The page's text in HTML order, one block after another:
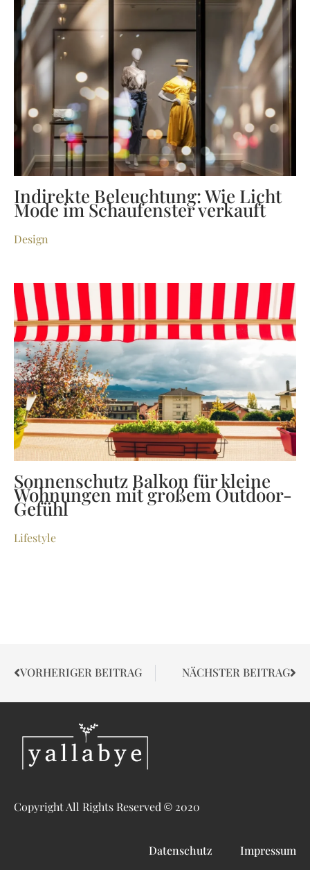
Indirekte Beleuchtung: Wie Licht
Mode im Schaufenster verkauft
Design
Sonnenschutz Balkon für kleine
Wohnungen mit großem Outdoor-
Gefühl
Lifestyle
VORHERIGER BEITRAG NÄCHSTER BEITRAG
Copyright All Rights Reserved © 2020
Datenschutz Impressum